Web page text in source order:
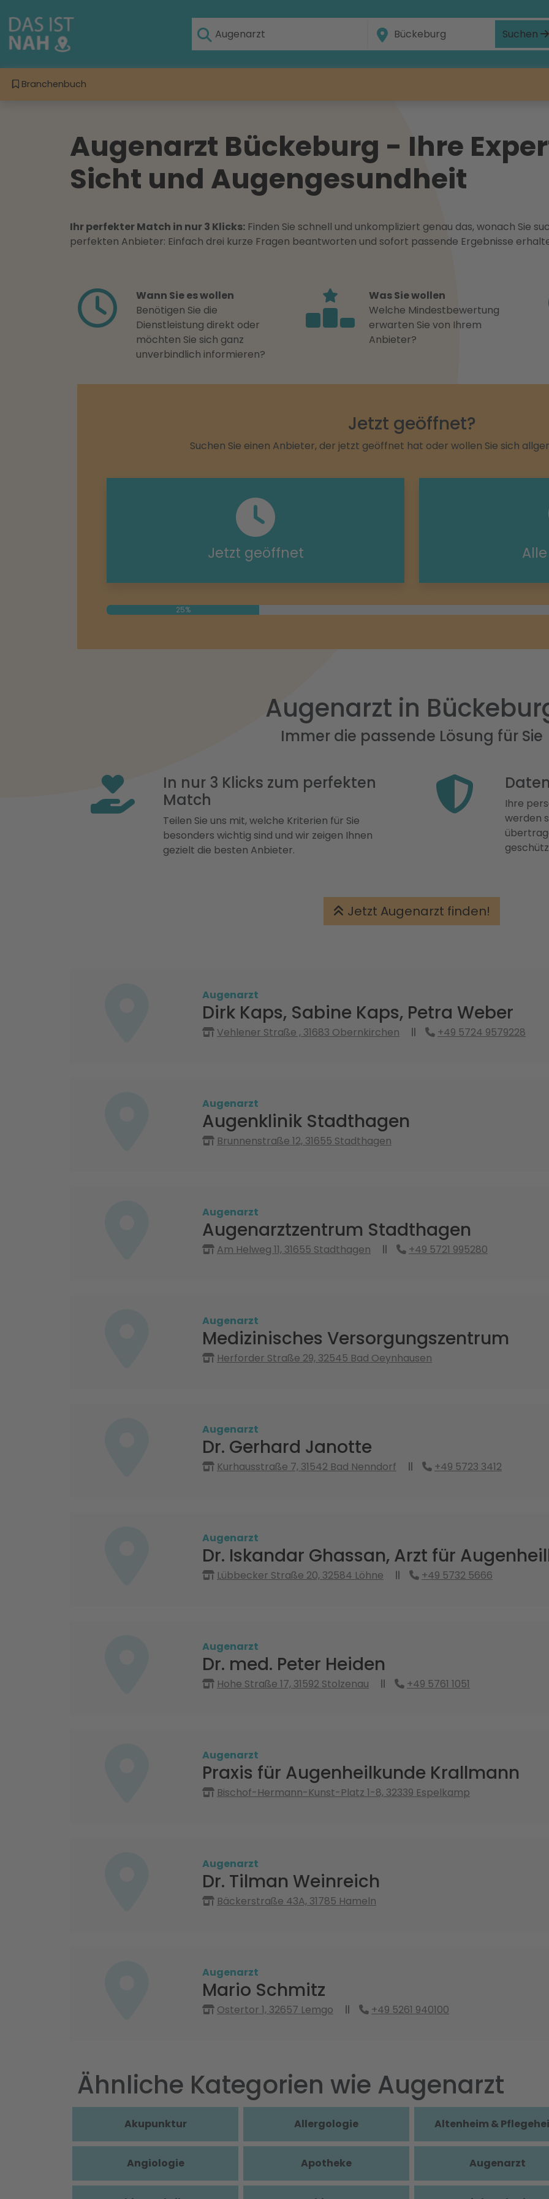
Suchen
Branchenbuch
Augenarzt Bückeburg - Ihre
Sicht und Augengesundheit
Ihr perfekter Match in nur 3 Klicks: Finden Sie schnell und unkompliziert genau das, wonach Sie
perfekten Anbieter: Einfach drei kurze Fragen beantworten und sofort passende Ergebnisse
Wann Sie es wollen
Benötigen Sie die
Dienstleistung direkt oder
möchten Sie sich ganz
unverbindlich informieren?
Was Sie wollen
Welche Mindestbewertung
erwarten Sie von Ihrem
Anbieter?
Jetzt geöffnet?
Suchen Sie einen Anbieter, der jetzt geöffnet hat oder wollen Sie sich
Jetzt geöffnet
25%
Augenarzt in
Immer die passende Lösung für Sie
In nur 3 Klicks zum perfekten
Match
Teilen Sie uns mit, welche Kriterien für Sie
besonders wichtig sind und wir zeigen Ihnen
gezielt die besten Anbieter.
Ihre
werden
Jetzt Augenarzt finden!
Augenarzt
Dirk Kaps, Sabine Kaps, Petra Weber
Vehlener Straße , 31683 Obernkirchen +49 5724 9579228
Augenarzt
Augenklinik Stadthagen
Brunnenstraße 12, 31655 Stadthagen
Augenarzt
Augenarztzentrum Stadthagen
Am Helweg 11, 31655 Stadthagen +49 5721 995280
Augenarzt
Medizinisches Versorgungszentrum
Herforder Straße 29, 32545 Bad Oeynhausen
Augenarzt
Dr. Gerhard Janotte
Kurhausstraße 7, 31542 Bad Nenndorf +49 5723 3412
Augenarzt
Dr. Iskandar Ghassan, Arzt für
Lübbecker Straße 20, 32584 Löhne +49 5732 5666
Augenarzt
Dr. med. Peter Heiden
Hohe Straße 17, 31592 Stolzenau +49 5761 1051
Augenarzt
Praxis für Augenheilkunde Krallmann
Bischof-Hermann-Kunst-Platz 1-8, 32339 Espelkamp
Augenarzt
Dr. Tilman Weinreich
Bäckerstraße 43A, 31785 Hameln
Augenarzt
Mario Schmitz
Ostertor 1, 32657 Lemgo +49 5261 940100
Ähnliche Kategorien wie Augenarzt
Akupunktur Allergologie Altenheim &
Angiologie Apotheke Augenarzt